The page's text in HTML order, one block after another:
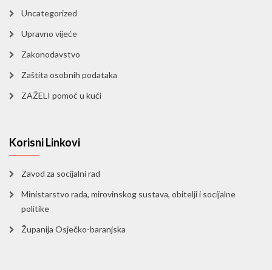
Uncategorized
Upravno vijeće
Zakonodavstvo
Zaštita osobnih podataka
ZAŽELI pomoć u kući
Korisni Linkovi
Zavod za socijalni rad
Ministarstvo rada, mirovinskog sustava, obitelji i socijalne
politike
Županija Osječko-baranjska